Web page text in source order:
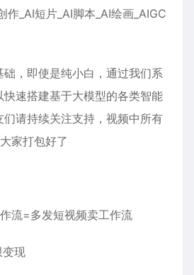
作_AI短片_AI脚本_AI绘画_AIGC
础，即使是纯小白，通过我们系
速搭建基于大模型的各类智能
请持续关注支持，视频中所有
家打包好了
流=多发短视频卖工作流
变现